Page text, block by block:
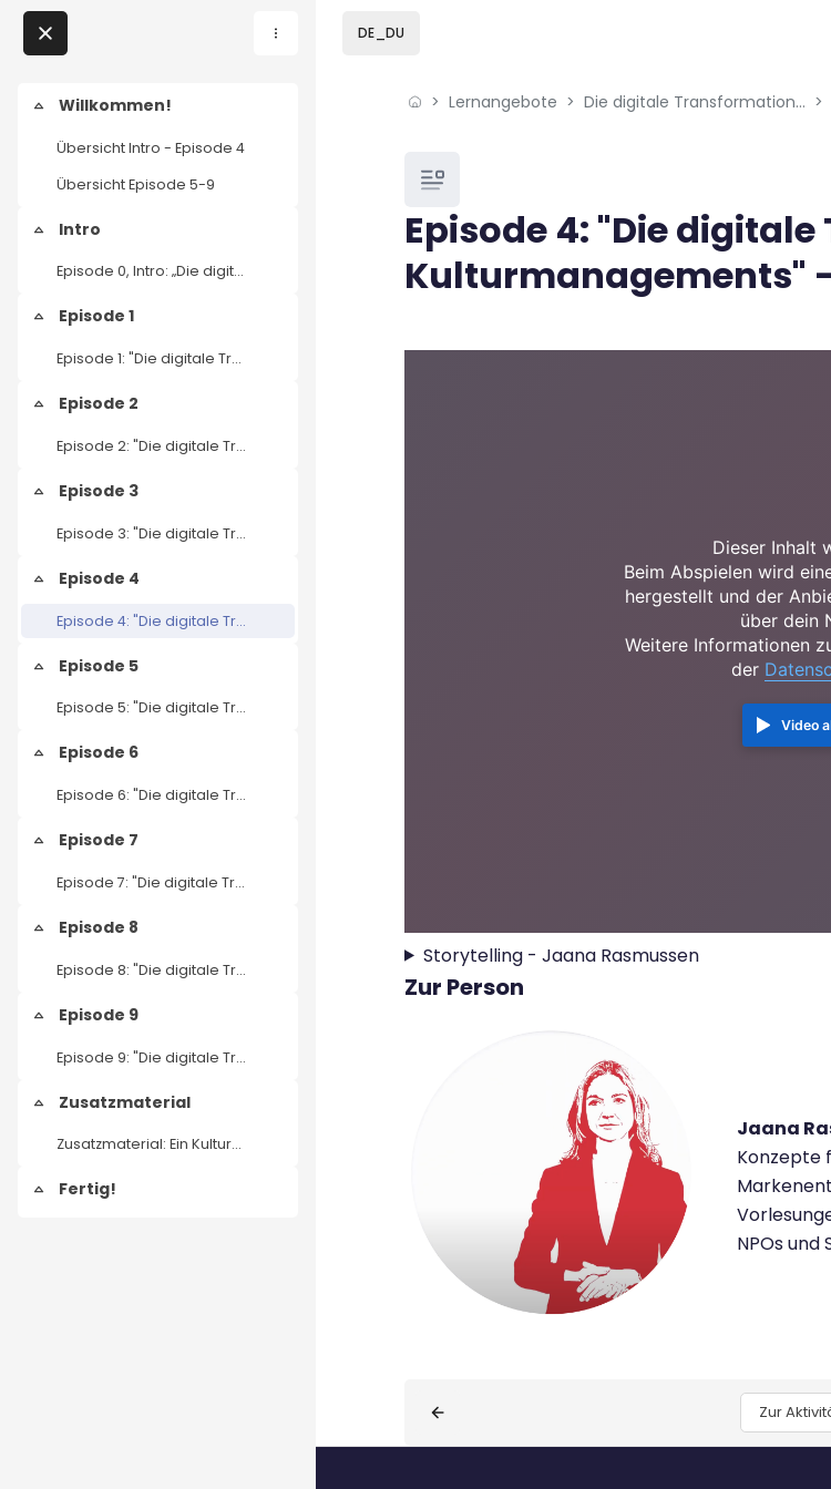
Home
Lernangebote
Podcasts
Meine Lernangebote
News
Über uns
Kontakt
Einklappen
Willkommen!
Übersicht Intro - Episode 4
Übersicht Episode 5-9
Einklappen
Intro
Episode 0, Intro: „Die digitale Transformation des Kulturmanagements“
Einklappen
Episode 1
Episode 1: "Die digitale Transformation des Kulturmanagements" – Kulturmarketing
Einklappen
Episode 2
Episode 2: "Die digitale Transformation des Kulturmanagements" – Urheberrecht
Einklappen
Episode 3
Episode 3: "Die digitale Transformation des Kulturmanagements" – Ehrenamt
Einklappen
Episode 4
Episode 4: "Die digitale Transformation des Kulturmanagements" – Storytelling
Einklappen
Episode 5
Episode 5: "Die digitale Transformation des Kulturmanagements" – Museen
Einklappen
Episode 6
Episode 6: "Die digitale Transformation des Kulturmanagements" – Medien und Journalismus
Einklappen
Episode 7
Episode 7: "Die digitale Transformation des Kulturmanagements" – Kulturpolitik
Einklappen
Episode 8
Episode 8: "Die digitale Transformation des Kulturmanagements" – Kultur- und Kreativwirtschaft
Einklappen
Episode 9
Episode 9: "Die digitale Transformation des Kulturmanagements" – Wirtschaft
Einklappen
Zusatzmaterial
Zusatzmaterial: Ein Kulturmanager hautnah - Videoporträt von Prof. Dr. Andreas Hoffmann
Einklappen
Fertig!
Direkt zu - Schließen
DE_DU
Lernangebote Die digitale Transformation des Kulturmanagements
Blöcke
Episode 4: "Die
Kulturmanagements"
Blöcke
Abschlussbedingungen
Dieser Inhalt
Beim Abspielen wird
hergestellt und der
über dein
Weitere Informationen
der
Video
Storytelling - Jaana Rasmussen
Zur Person
Jaana
Konzepte
NPOs und
Blöcke Zur